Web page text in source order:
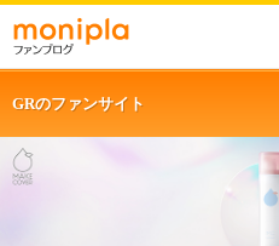
GRのファンサイト